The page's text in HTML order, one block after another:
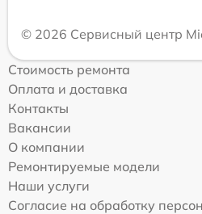
© 2026 Сервисный центр
Стоимость ремонта
Оплата и доставка
Контакты
Вакансии
О компании
Ремонтируемые модели
Наши услуги
Согласие на обработку